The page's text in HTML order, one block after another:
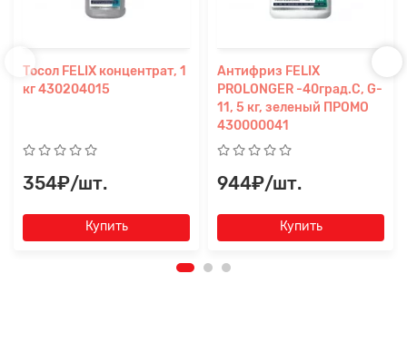
Тосол FELIX концентрат, 1
кг 430204015
354₽/шт.
Купить
Антифриз FELIX
PROLONGER -40град.С, G-
11, 5 кг, зеленый ПРОМО
430000041
944₽/шт.
Купить